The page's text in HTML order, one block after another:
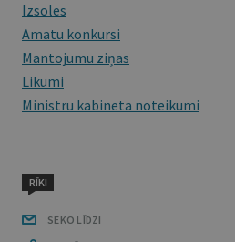
Izsoles
Amatu konkursi
Mantojumu ziņas
Likumi
Ministru kabineta noteikumi
RĪKI
SEKO LĪDZI